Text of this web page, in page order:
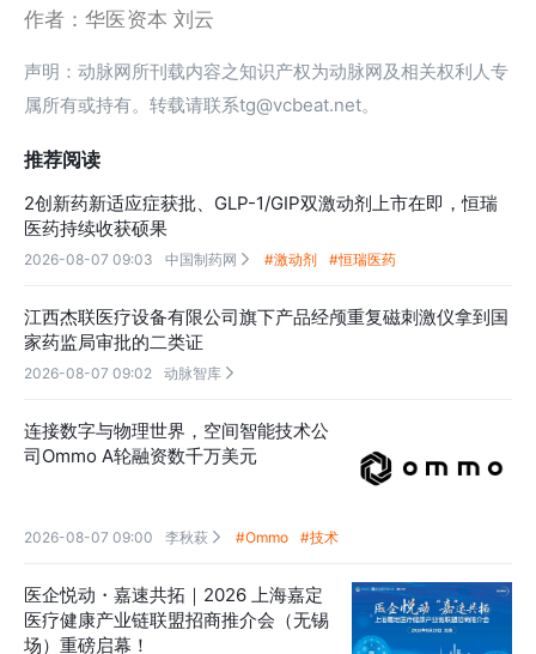
作者：华医资本 刘云
声明：动脉网所刊载内容之知识产权为动脉网及相关权利人专
属所有或持有。转载请联系tg@vcbeat.net。
推荐阅读
2创新药新适应症获批、GLP-1/GIP双激动剂上市在即，恒瑞
医药持续收获硕果
2026-08-07 09:03 中国制药网  #激动剂 #恒瑞医药
江西杰联医疗设备有限公司旗下产品经颅重复磁刺激仪拿到国
家药监局审批的二类证
2026-08-07 09:02 动脉智库 
连接数字与物理世界，空间智能技术公
司Ommo A轮融资数千万美元
2026-08-07 09:00 李秋萩  #Ommo #技术
医企悦动・嘉速共拓｜2026 上海嘉定
医疗健康产业链联盟招商推介会（无锡
场）重磅启幕！